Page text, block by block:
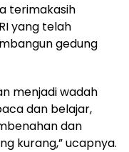
terimakasih
yang telah
gedung
menjadi wadah
dan belajar,
dan
kurang,” ucapnya.